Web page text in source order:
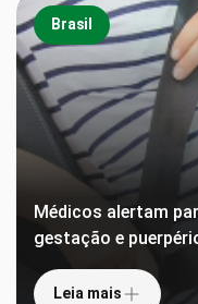
Brasil
Médicos alertam
gestação e
Leia mais